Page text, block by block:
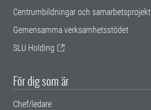
Centrumbildningar och samarbetsprojekt
Gemensamma verksamhetsstödet
SLU Holding
För dig som är
Chef/ledare